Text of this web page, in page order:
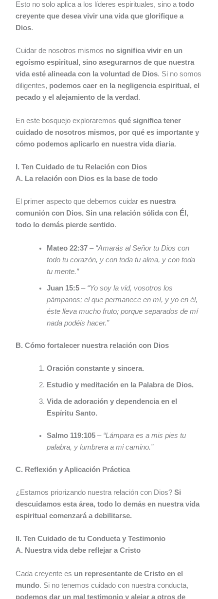
Esto no solo aplica a los líderes espirituales, sino atodo
creyente que desea vivir una vida que glorifique a
Dios.
Cuidar de nosotros mismos no significa vivir en un
egoísmo espiritual, sino asegurarnos de que nuestra
vida esté alineada con la voluntad de Dios. Si no somos
diligentes, podemos caer en la negligencia espiritual, el
pecado y el alejamiento de la verdad .
En este bosquejo exploraremosqué significa tener
cuidado de nosotros mismos, por qué es importante y
cómo podemos aplicarlo en nuestra vida diaria.
I. Ten Cuidado de tu Relación con Dios
A. La relación con Dios es la base de todo
El primer aspecto que debemos cuidares nuestra
comunión con Dios. Sin una relación sólida con Él,
todo lo demás pierde sentido.
Mateo 22:37 – “Amarás al Señor tu Dios con
todo tu corazón, y con toda tu alma, y con toda
tu mente.”
Juan 15:5 – “Yo soy la vid, vosotros los
pámpanos; el que permanece en mí, y yo en él,
éste lleva mucho fruto; porque separados de mí
nada podéis hacer.”
B. Cómo fortalecer nuestra relación con Dios
Oración constante y sincera.
Estudio y meditación en la Palabra de Dios.
Vida de adoración y dependencia en el
Espíritu Santo.
Salmo 119:105 – “Lámpara es a mis pies tu
palabra, y lumbrera a mi camino.”
C. Reflexión y Aplicación Práctica
¿Estamos priorizando nuestra relación con Dios?Si
descuidamos esta área, todo lo demás en nuestra vida
espiritual comenzará a debilitarse.
II. Ten Cuidado de tu Conducta y Testimonio
A. Nuestra vida debe reflejar a Cristo
Cada creyente es un representante de Cristo en el
mundo. Si no tenemos cuidado con nuestra conducta,
podemos dar un mal testimonio y alejar a otros de